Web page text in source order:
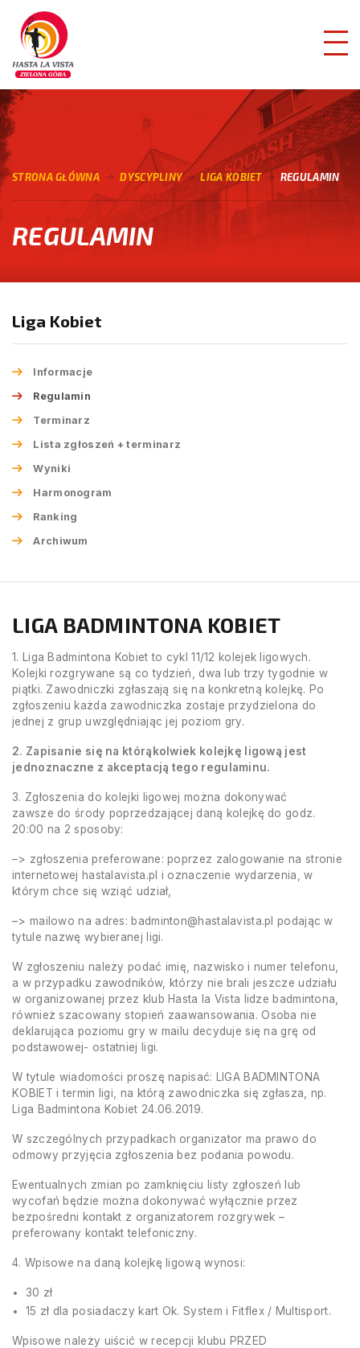
STRONA GŁÓWNA DYSCYPLINY LIGA KOBIET REGULAMIN
REGULAMIN
Liga Kobiet
Informacje
Regulamin
Terminarz
Lista zgłoszeń + terminarz
Wyniki
Harmonogram
Ranking
Archiwum
LIGA BADMINTONA KOBIET
1. Liga Badmintona Kobiet to cykl 11/12 kolejek ligowych.
Kolejki rozgrywane są co tydzień, dwa lub trzy tygodnie w
piątki. Zawodniczki zgłaszają się na konkretną kolejkę. Po
zgłoszeniu każda zawodniczka zostaje przydzielona do
jednej z grup uwzględniając jej poziom gry.
2. Zapisanie się na którąkolwiek kolejkę ligową jest
jednoznaczne z akceptacją tego regulaminu.
3. Zgłoszenia do kolejki ligowej można dokonywać
zawsze do środy poprzedzającej daną kolejkę do godz.
20:00 na 2 sposoby:
–> zgłoszenia preferowane: poprzez zalogowanie na stronie
internetowej hastalavista.pl i oznaczenie wydarzenia, w
którym chce się wziąć udział,
–> mailowo na adres: badminton@hastalavista.pl podając w
tytule nazwę wybieranej ligi.
W zgłoszeniu należy podać imię, nazwisko i numer telefonu,
a w przypadku zawodników, którzy nie brali jeszcze udziału
w organizowanej przez klub Hasta la Vista lidze badmintona,
również szacowany stopień zaawansowania. Osoba nie
deklarująca poziomu gry w mailu decyduje się na grę od
podstawowej- ostatniej ligi.
W tytule wiadomości proszę napisać: LIGA BADMINTONA
KOBIET i termin ligi, na którą zawodniczka się zgłasza, np.
Liga Badmintona Kobiet 24.06.2019.
W szczególnych przypadkach organizator ma prawo do
odmowy przyjęcia zgłoszenia bez podania powodu.
Ewentualnych zmian po zamknięciu listy zgłoszeń lub
wycofań będzie można dokonywać wyłącznie przez
bezpośredni kontakt z organizatorem rozgrywek –
preferowany kontakt telefoniczny.
4. Wpisowe na daną kolejkę ligową wynosi:
30 zł
15 zł dla posiadaczy kart Ok. System i Fitflex / Multisport.
Wpisowe należy uiścić w recepcji klubu PRZED